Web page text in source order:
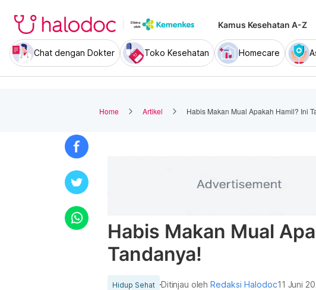
Kamus Kesehatan A-Z
Chat dengan Dokter Toko Kesehatan Homecare
Home Artikel Habis Makan Mual Apakah Hamil? Ini
Habis Makan Mual
Tandanya!
Hidup Sehat Ditinjau olehRedaksi Halodoc11 Juni